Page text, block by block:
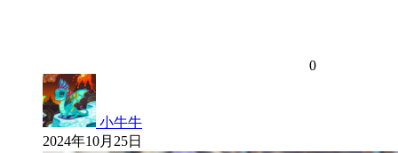
0
小牛牛
2024年10月25日